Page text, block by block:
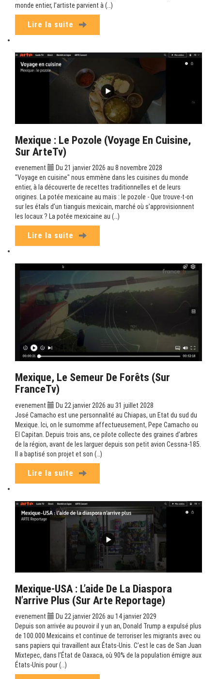
monde entier, l’artiste parvient à (…)
Lire la suite
Mexique : Le Pozole (Voyage En Cuisine,
Sur ArteTv)
evenement
Du 21 janvier 2026 au 8 novembre 2028
"Voyage en cuisine" nous emmène dans les cuisines du monde
entier, à la découverte de recettes traditionnelles et de leurs
origines. La potée mexicaine au maïs : le pozole - Que trouve-t-on
sur les étals d’un tianguis mexicain, marché où s’approvisionnent
les locaux ? La potée mexicaine au (…)
Lire la suite
Mexique, Le Semeur De Forêts (sur
FranceTv)
evenement
Du 22 janvier 2026 au 31 juillet 2028
José Camacho est une personnalité au Chiapas, un Etat du sud du
Mexique. Ici, on le surnomme affectueusement, Pepe Camacho ou
El Capitan. Depuis trois ans, ce pilote collecte des graines d’arbres
de la région, avant de les larguer depuis son petit avion Cessna-185.
Il a baptisé son projet et son (…)
Lire la suite
Mexique-USA : L’aide De La Diaspora
N’arrive Plus (sur Arte Reportage)
evenement
Du 22 janvier 2026 au 14 janvier 2029
Depuis son arrivée au pouvoir il y un an, Donald Trump a expulsé plus
de 100.000 Mexicains et continue de terroriser les migrants avec ou
sans papiers qui travaillent aux États-Unis. C’est le cas de San Juan
Mixtepec, dans l’État de Oaxaca, où 90% de la population émigre aux
États-Unis pour (…)